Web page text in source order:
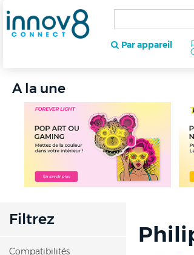
Par appareil
A la une
Filtrez
Compatibilités